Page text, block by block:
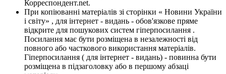
Корреспондент.net.
При копіюванні матеріалів зі сторінки « Новини України
і світу» , для інтернет - видань - обов'язкове пряме
відкрите для пошукових систем гіперпосилання .
Посилання має бути розміщена в незалежності від
повного або часткового використання матеріалів.
Гіперпосилання ( для інтернет - видань) - повинна бути
розміщена в підзаголовку або в першому абзаці